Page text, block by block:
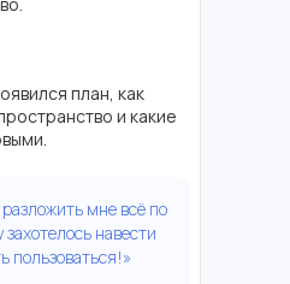
план, как
и какие
мне всё по
навести
пользоваться!»